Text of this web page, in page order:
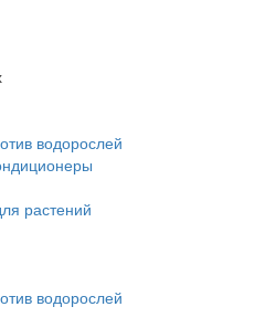
водорослей
растений
водорослей